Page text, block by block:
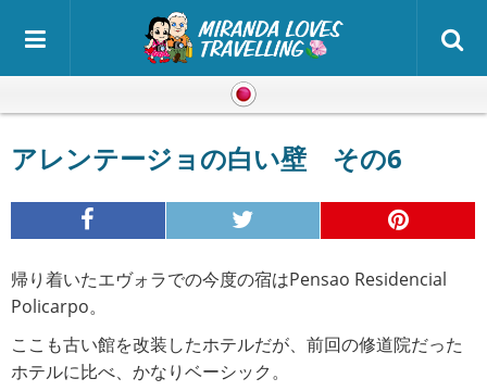
アレンテージョの白い壁 その6
帰り着いたエヴォラでの今度の宿はPensao Residencial
Policarpo。
ここも古い館を改装したホテルだが、前回の修道院だった
ホテルに比べ、かなりベーシック。